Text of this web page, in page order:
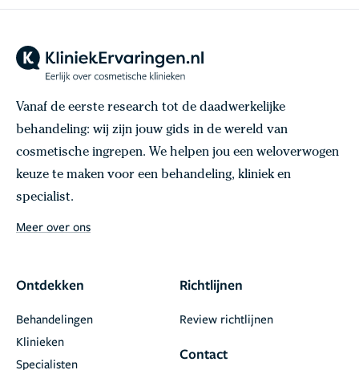
Vanaf de eerste research tot de daadwerkelijke
behandeling: wij zijn jouw gids in de wereld van
cosmetische ingrepen. We helpen jou een weloverwogen
keuze te maken voor een behandeling, kliniek en
specialist.
Meer over ons
Ontdekken
Behandelingen
Klinieken
Specialisten
Richtlijnen
Review richtlijnen
Contact